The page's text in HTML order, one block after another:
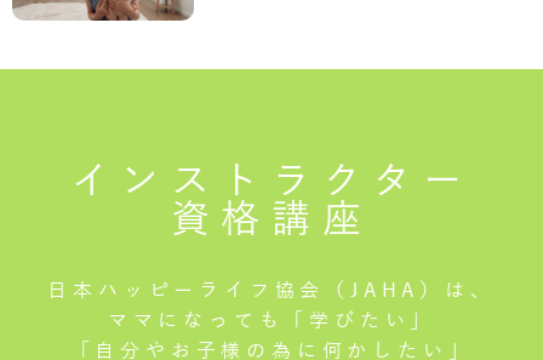
インストラクター
資格講座
日本ハッピーライフ協会（JAHA）は、
ママになっても「学びたい」
「自分やお子様の為に何かしたい」